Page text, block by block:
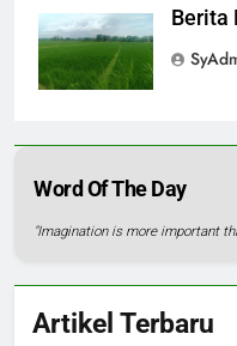
Berita
Word Of The Day
"Imagination is more important
Artikel Terbaru